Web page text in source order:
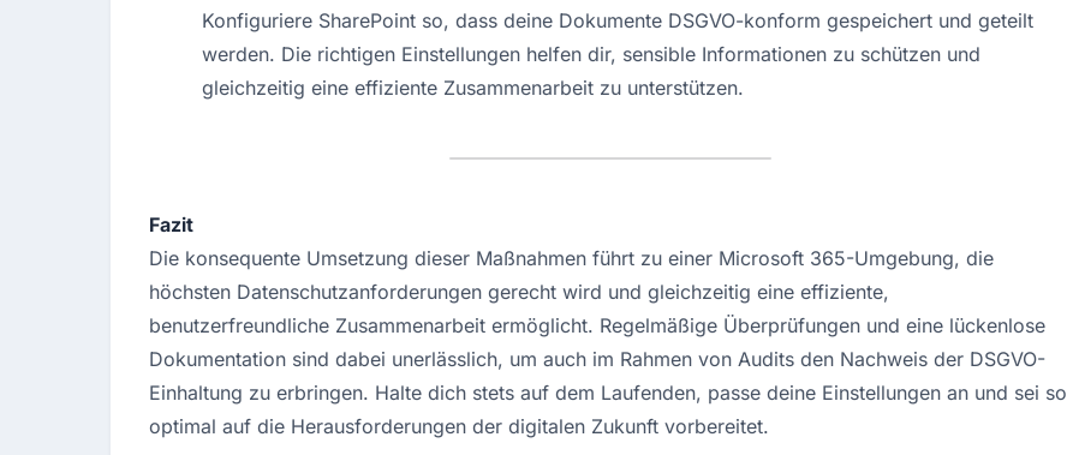
Konfiguriere SharePoint so, dass deine Dokumente DSGVO-konform gespeichert und geteilt
werden. Die richtigen Einstellungen helfen dir, sensible Informationen zu schützen und
gleichzeitig eine effiziente Zusammenarbeit zu unterstützen.
Fazit
Die konsequente Umsetzung dieser Maßnahmen führt zu einer Microsoft 365-Umgebung, die
höchsten Datenschutzanforderungen gerecht wird und gleichzeitig eine effiziente,
benutzerfreundliche Zusammenarbeit ermöglicht. Regelmäßige Überprüfungen und eine lückenlose
Dokumentation sind dabei unerlässlich, um auch im Rahmen von Audits den Nachweis der DSGVO-
Einhaltung zu erbringen. Halte dich stets auf dem Laufenden, passe deine Einstellungen an und sei so
optimal auf die Herausforderungen der digitalen Zukunft vorbereitet.